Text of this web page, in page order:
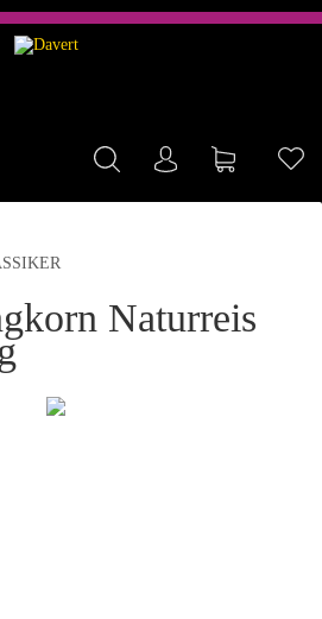
Mein KontoWarenkorb
Naturreis